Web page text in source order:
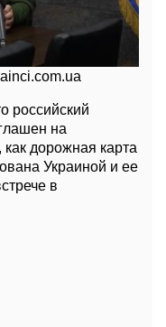
российский
на
дорожная карта
Украиной и ее
в